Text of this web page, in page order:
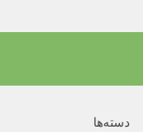
دسته‌ها